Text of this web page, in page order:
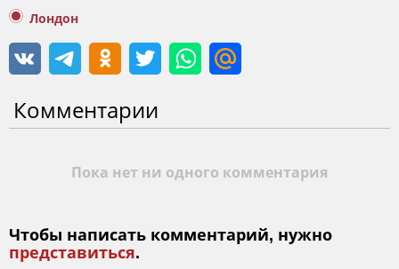
Лондон
Комментарии
Пока нет ни одного комментария
Чтобы написать комментарий, нужно
представиться.